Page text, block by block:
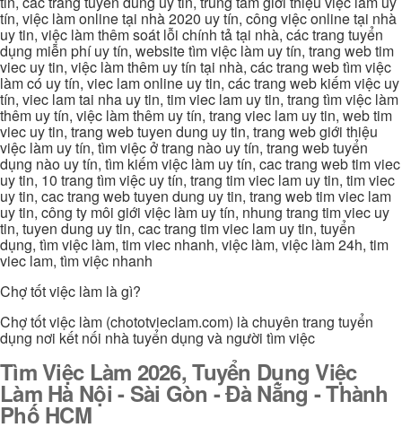
tín, việc làm online tại nhà 2020 uy tín, công việc online tại nhà
uy tin, việc làm thêm soát lỗi chính tả tại nhà, các trang tuyển
dụng miễn phí uy tín, website tìm việc làm uy tín, trang web tim
viec uy tin, việc làm thêm uy tín tại nhà, các trang web tìm việc
làm có uy tín, viec lam online uy tin, các trang web kiếm việc uy
tín, viec lam tai nha uy tin, tim viec lam uy tin, trang tìm việc làm
thêm uy tín, việc làm thêm uy tín, trang viec lam uy tin, web tim
viec uy tin, trang web tuyen dung uy tin, trang web giới thiệu
việc làm uy tín, tìm việc ở trang nào uy tín, trang web tuyển
dụng nào uy tín, tìm kiếm việc làm uy tín, cac trang web tim viec
uy tin, 10 trang tìm việc uy tín, trang tim viec lam uy tin, tim viec
uy tin, cac trang web tuyen dung uy tin, trang web tim viec lam
uy tin, công ty môi giới việc làm uy tín, nhung trang tim viec uy
tin, tuyen dung uy tin, cac trang tim viec lam uy tin, tuyển
dụng, tìm việc làm, tim viec nhanh, việc làm, việc làm 24h, tim
viec lam, tìm việc nhanh
Chợ tốt việc làm là gì?
Chợ tốt việc làm (chototvieclam.com) là chuyên trang tuyển
dụng nơi kết nối nhà tuyển dụng và người tìm việc
Tìm Việc Làm 2026, Tuyển Dụng Việc
Làm Hà Nội - Sài Gòn - Đà Nẵng - Thành
Phố HCM